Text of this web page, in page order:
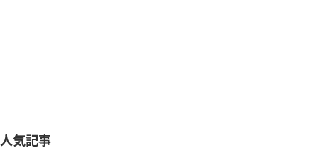
人気記事